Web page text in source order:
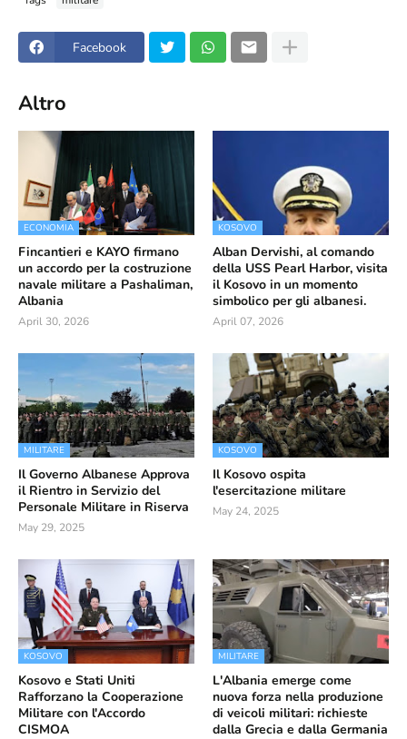
Facebook
Altro
ECONOMIA
Fincantieri e KAYO firmano
un accordo per la costruzione
navale militare a Pashaliman,
Albania
April 30, 2026
KOSOVO
Alban Dervishi, al comando
della USS Pearl Harbor, visita
il Kosovo in un momento
simbolico per gli albanesi.
April 07, 2026
MILITARE
Il Governo Albanese Approva
il Rientro in Servizio del
Personale Militare in Riserva
May 29, 2025
KOSOVO
Il Kosovo ospita
l'esercitazione militare
May 24, 2025
KOSOVO
Kosovo e Stati Uniti
Rafforzano la Cooperazione
Militare con l'Accordo
CISMOA
MILITARE
L'Albania emerge come
nuova forza nella produzione
di veicoli militari: richieste
dalla Grecia e dalla Germania